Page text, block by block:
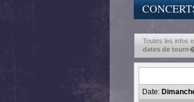
Toutes les infos
dates de
Date: